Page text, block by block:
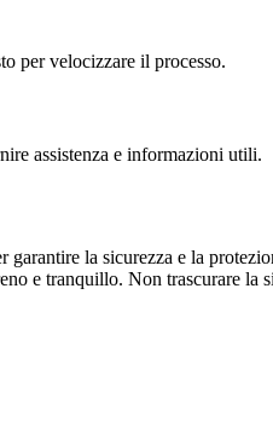
per velocizzare il processo.
assistenza e informazioni utili.
la sicurezza e la
e tranquillo. Non trascurare la